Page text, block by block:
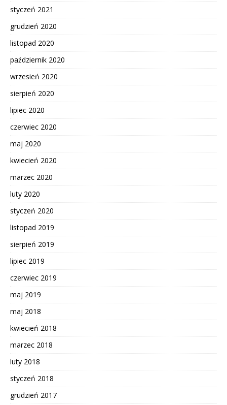
styczeń 2021
grudzień 2020
listopad 2020
październik 2020
wrzesień 2020
sierpień 2020
lipiec 2020
czerwiec 2020
maj 2020
kwiecień 2020
marzec 2020
luty 2020
styczeń 2020
listopad 2019
sierpień 2019
lipiec 2019
czerwiec 2019
maj 2019
maj 2018
kwiecień 2018
marzec 2018
luty 2018
styczeń 2018
grudzień 2017